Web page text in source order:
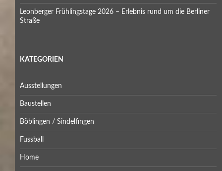
Leonberger Frühlingstage 2026 – Erlebnis rund um die Berliner
Straße
KATEGORIEN
Ausstellungen
Baustellen
Böblingen / Sindelfingen
Fussball
Home